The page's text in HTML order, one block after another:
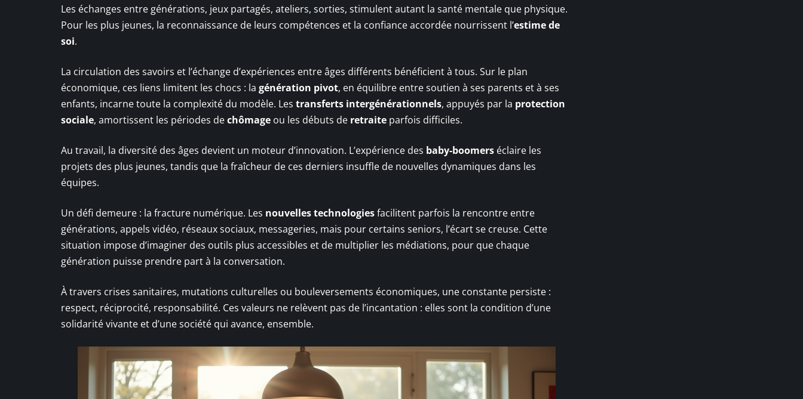
Les échanges entre générations, jeux partagés, ateliers, sorties, stimulent autant la santé mentale que physique.
Pour les plus jeunes, la reconnaissance de leurs compétences et la confiance accordée nourrissent l’estime de
soi.
La circulation des savoirs et l’échange d’expériences entre âges différents bénéficient à tous. Sur le plan
économique, ces liens limitent les chocs : la génération pivot, en équilibre entre soutien à ses parents et à ses
enfants, incarne toute la complexité du modèle. Les transferts intergénérationnels, appuyés par la protection
sociale, amortissent les périodes dechômage ou les débuts de retraite parfois difficiles.
Au travail, la diversité des âges devient un moteur d’innovation. L’expérience des baby-boomers éclaire les
projets des plus jeunes, tandis que la fraîcheur de ces derniers insuffle de nouvelles dynamiques dans les
équipes.
Un défi demeure : la fracture numérique. Les nouvelles technologiesfacilitent parfois la rencontre entre
générations, appels vidéo, réseaux sociaux, messageries, mais pour certains seniors, l’écart se creuse. Cette
situation impose d’imaginer des outils plus accessibles et de multiplier les médiations, pour que chaque
génération puisse prendre part à la conversation.
À travers crises sanitaires, mutations culturelles ou bouleversements économiques, une constante persiste :
respect, réciprocité, responsabilité. Ces valeurs ne relèvent pas de l’incantation : elles sont la condition d’une
solidarité vivante et d’une société qui avance, ensemble.